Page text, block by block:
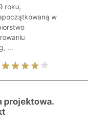
roku,
w
...
projektowa.